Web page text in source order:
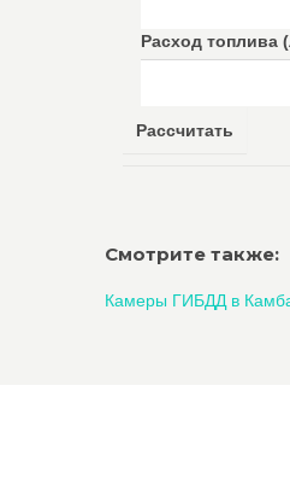
Расход топлива
Рассчитать
Смотрите также:
Камеры ГИБДД в